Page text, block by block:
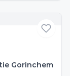
Gorinchem